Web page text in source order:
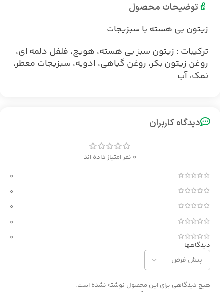
توضیحات محصول
زیتون بی هسته با سبزیجات
ترکیبات : زیتون سبز بی هسته، هویج، فلفل دلمه ای،
روغن زیتون بکر، روغن گیاهی، ادویه، سبزیجات معطر،
نمک، آب
دیدگاه کاربران
0 نفر امتیاز داده اند
0
0
0
0
0
دیدگاهها
هیچ دیدگاهی برای این محصول نوشته نشده است.